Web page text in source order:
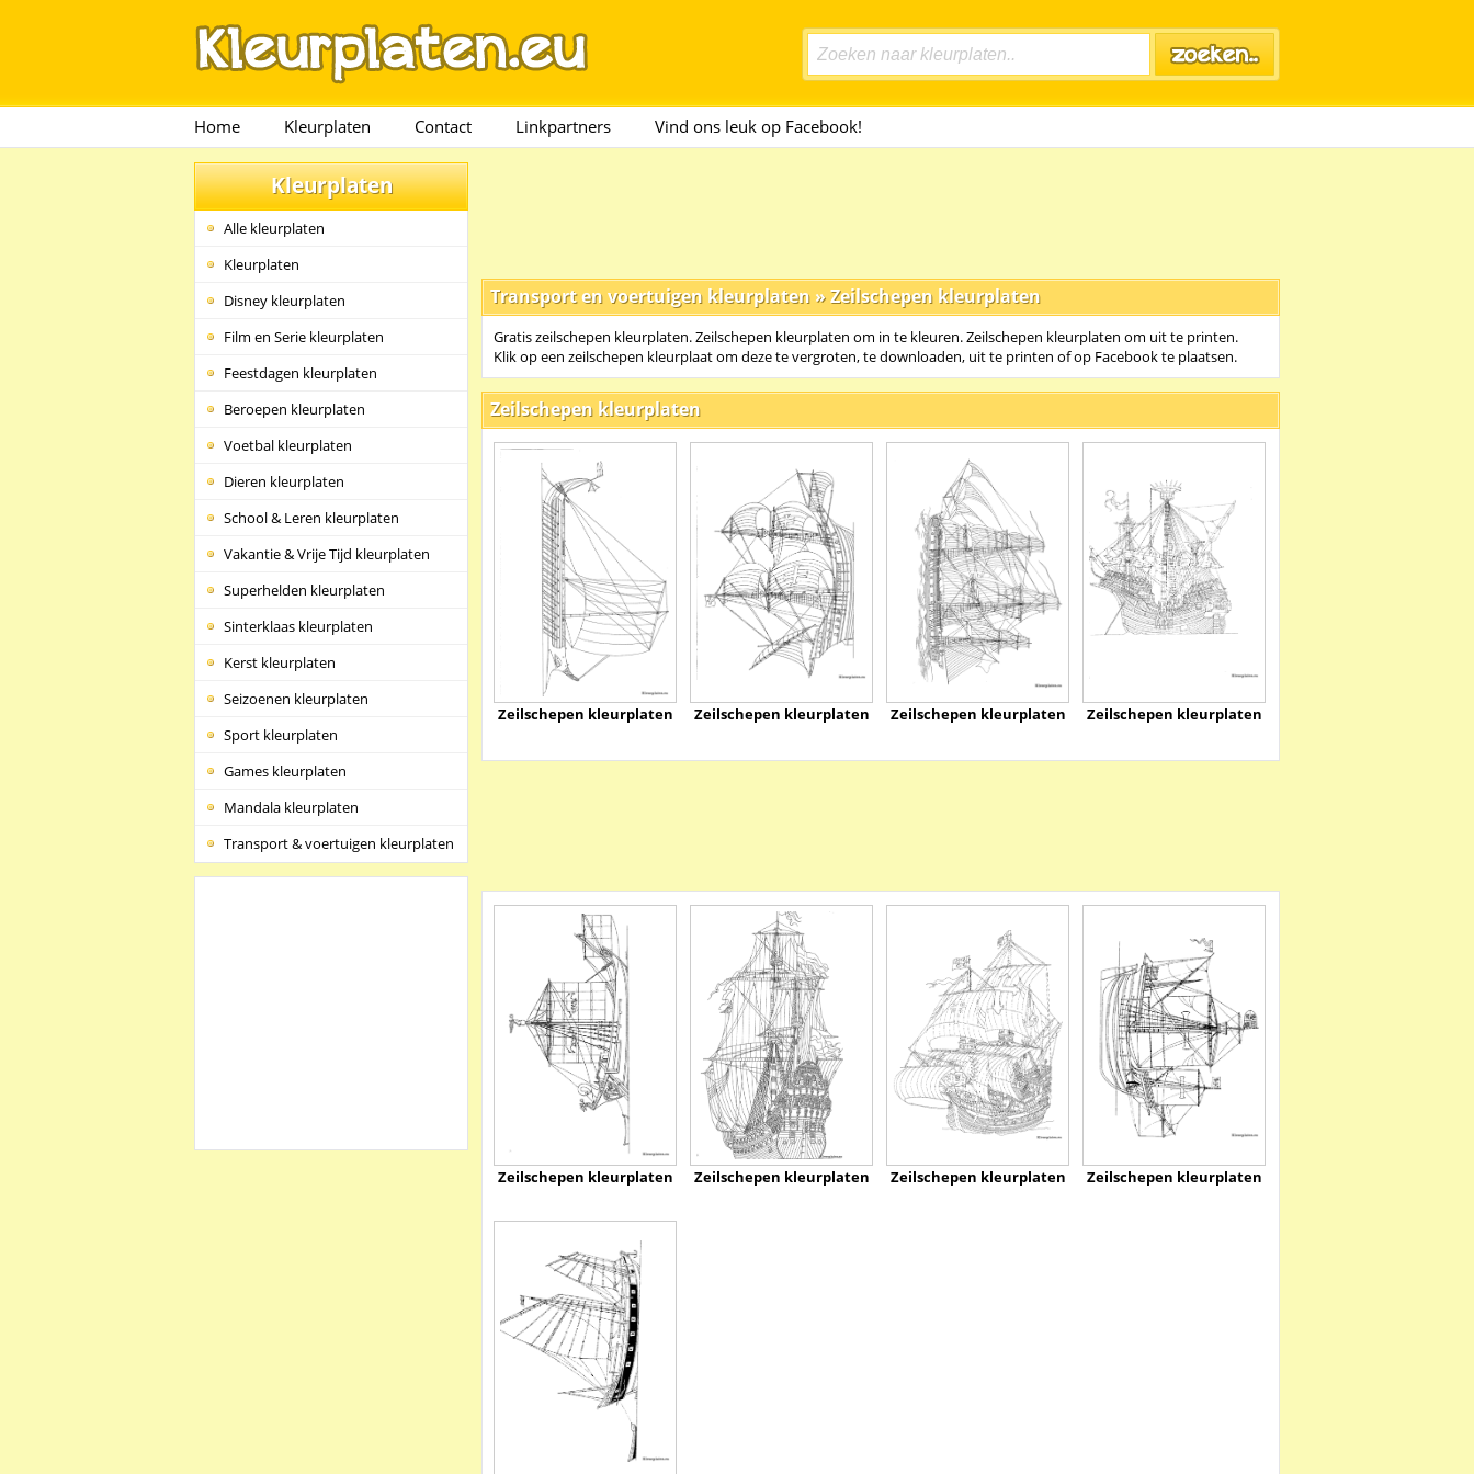
Home Kleurplaten Contact Linkpartners Vind ons leuk op Facebook!
Kleurplaten
Alle kleurplaten
Kleurplaten
Disney kleurplaten
Film en Serie kleurplaten
Feestdagen kleurplaten
Beroepen kleurplaten
Voetbal kleurplaten
Dieren kleurplaten
School & Leren kleurplaten
Vakantie & Vrije Tijd kleurplaten
Superhelden kleurplaten
Sinterklaas kleurplaten
Kerst kleurplaten
Seizoenen kleurplaten
Sport kleurplaten
Games kleurplaten
Mandala kleurplaten
Transport & voertuigen kleurplaten
Transport en voertuigen kleurplaten »Zeilschepen kleurplaten
Gratis zeilschepen kleurplaten. Zeilschepen kleurplaten om in te kleuren. Zeilschepen kleurplaten om uit te printen.
Klik op een zeilschepen kleurplaat om deze te vergroten, te downloaden, uit te printen of op Facebook te plaatsen.
Zeilschepen kleurplaten
Zeilschepen kleurplaten Zeilschepen kleurplaten Zeilschepen kleurplaten Zeilschepen kleurplaten
Zeilschepen kleurplaten Zeilschepen kleurplaten Zeilschepen kleurplaten Zeilschepen kleurplaten